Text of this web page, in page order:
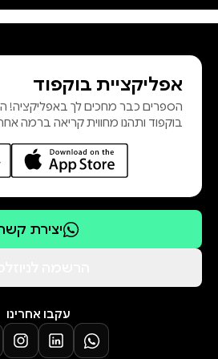
ורק היא תחליט איזה סוף
יובל אטיאס מאמינה
בכישוף ובאהבה גדולה
טובים.
אפליקציית בוקפוד
הספרים כבר מחכים לך באפליקציה!
בוקפוד ותהנו מחווית קריאה ברמה
יצירת
עקבו אחרינו